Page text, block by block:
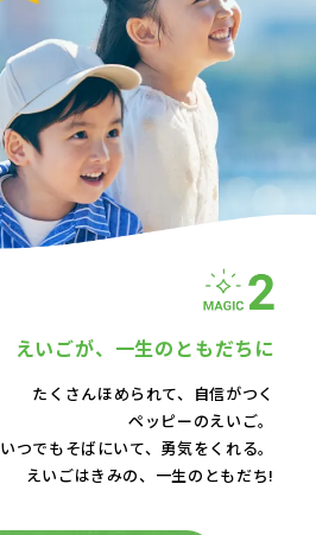
えいごが、 一生のともだちに
たくさんほめられて、自信がつく
ペッピーのえいご。
いつでもそばにいて、 勇気をくれる。
えいごはきみの、一生のともだち!